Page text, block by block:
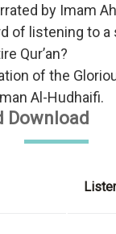
by Imam
of listening to a
Qur’an?
of the
Al-Hudhaifi.
Download